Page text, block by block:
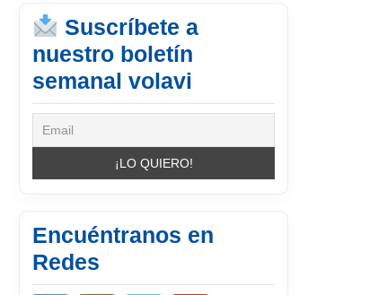
Suscríbete a
nuestro boletín
semanal volavi
Encuéntranos en
Redes